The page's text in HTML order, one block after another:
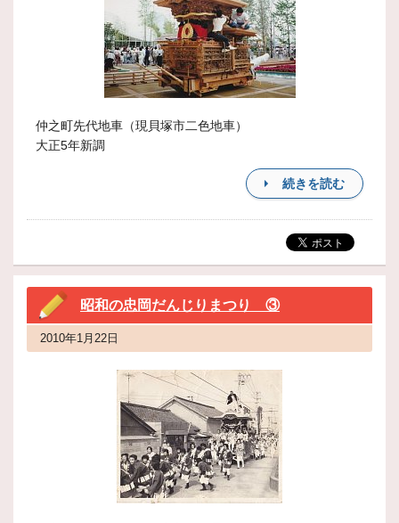
仲之町先代地車（現貝塚市二色地車）
大正5年新調
続きを読む
昭和の忠岡だんじりまつり ③
2010年1月22日